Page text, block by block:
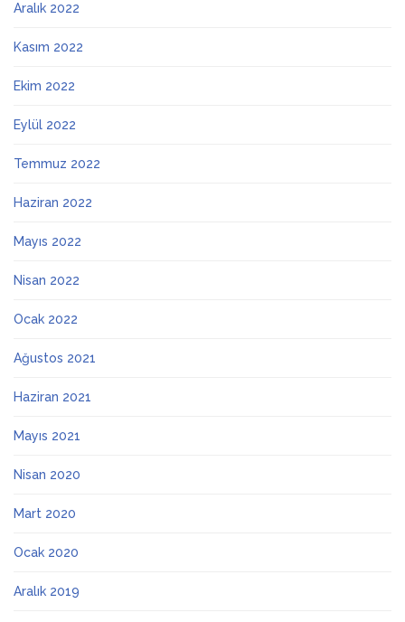
Aralık 2022
Kasım 2022
Ekim 2022
Eylül 2022
Temmuz 2022
Haziran 2022
Mayıs 2022
Nisan 2022
Ocak 2022
Ağustos 2021
Haziran 2021
Mayıs 2021
Nisan 2020
Mart 2020
Ocak 2020
Aralık 2019